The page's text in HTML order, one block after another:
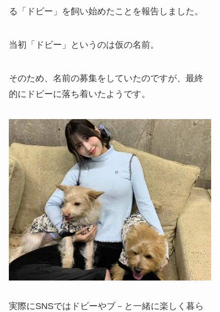
る「ドビー」を飼い始めたことを報告しました。
当初「ドビー」というのは仮の名前。
そのため、名前の募集をしていたのですが、最終
的にドビーに落ち着いたようです。
実際にSNSではドビーやブ－と一緒に楽しく暮ら